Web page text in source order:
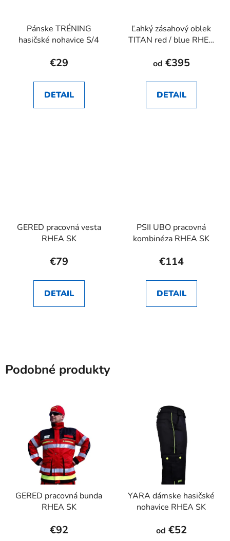
Pánske TRÉNING
hasičské nohavice S/4
€29
DETAIL
Ľahký zásahový oblek
TITAN red / blue RHEA
od €395
DETAIL
GERED pracovná vesta
RHEA SK
€79
DETAIL
PSII UBO pracovná
kombinéza RHEA SK
€114
DETAIL
Podobné produkty
GERED pracovná bunda
RHEA SK
€92
YARA dámske hasičské
nohavice RHEA SK
od €52